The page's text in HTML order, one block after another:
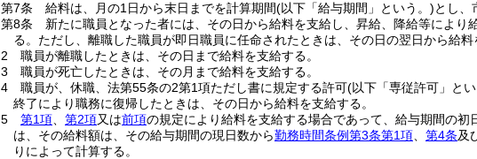
第7条
給料は、月の1日から末日までを計算期間(以下「給与期間」という。)とし、
第8条
新たに職員となった者には、その日から給料を支給し、昇給、降給等によ
る。 ただし、離職した職員が即日職員に任命されたときは、その日の翌日から給料
2
職員が離職したときは、その日まで給料を支給する。
3
職員が死亡したときは、その月まで給料を支給する。
4
職員が、休職、法第55条の2第1項ただし書に規定する許可(以下「専従許可」と
終了により職務に復帰したときは、その日から給料を支給する。
5
第1項 第2項又は前項の規定により給料を支給する場合であって、給与期間の
は、その給料額は、その給与期間の現日数から勤務時間条例第3条第1項 第4条及
りによって計算する。